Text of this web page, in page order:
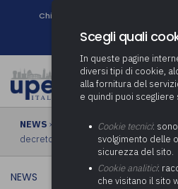
Chi siamo
NEWS › Centri estivi 2023: Registrato
decreto di riparto
NEWS
Scegli quali
In queste pagine
diversi tipi di cookie,
alla fornitura del
e quindi puoi scegliere
Cookie tecnici:
svolgimento delle
sicurezza del sito.
Cookie analitici:
che visitano il sito